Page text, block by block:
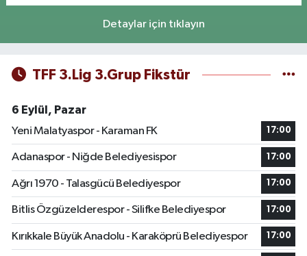
Detaylar için tıklayın
TFF 3.Lig 3.Grup Fikstür
6 Eylül, Pazar
Yeni Malatyaspor - Karaman FK
17:00
Adanaspor - Niğde Belediyesispor 17:00
Ağrı 1970 - Talasgücü Belediyespor 17:00
Bitlis Özgüzelderespor - Silifke Belediyespor 17:00
Kırıkkale Büyük Anadolu - Karaköprü Belediyespor 17:00